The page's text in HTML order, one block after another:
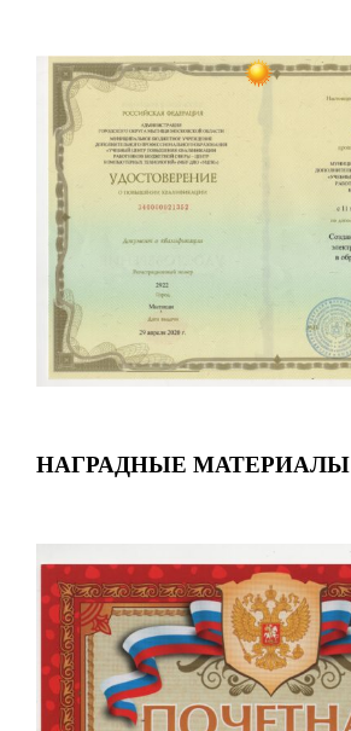
НАГРАДНЫЕ МАТЕРИАЛЫ